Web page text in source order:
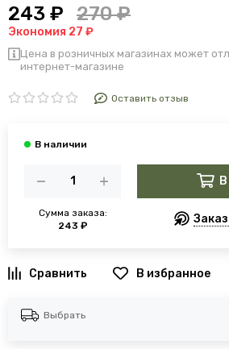
243 ₽ 270 ₽
Экономия 27 ₽
Цена в розничных магазинах может
интернет-магазине
Оставить отзыв
Сумма заказа:
243 ₽
В избранное
Выбрать